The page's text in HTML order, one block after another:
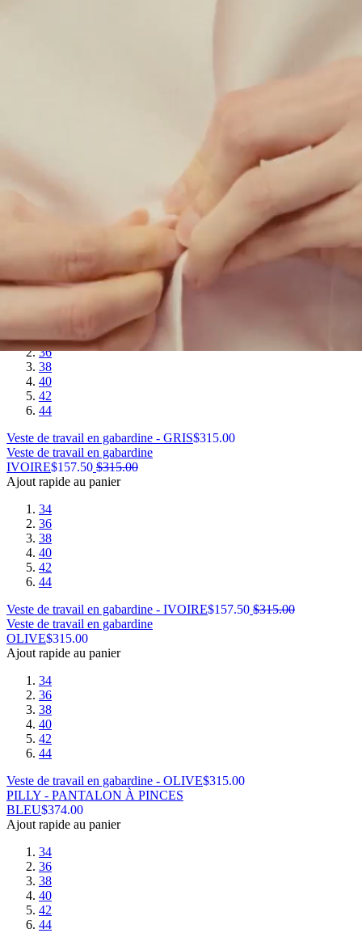
Veste de travail en gabardine - CAMEL
157.50
Veste de travail en gabardine
Ajout rapide au panier
34
36
38
40
42
44
Veste de travail en gabardine - GRIS$315.00
Veste de travail en gabardine
IVOIRE$157.50 $315.00
Ajout rapide au panier
34
36
38
40
42
44
Veste de travail en gabardine - IVOIRE$157.50 $315.00
Veste de travail en gabardine
OLIVE$315.00
Ajout rapide au panier
34
36
38
40
42
44
Veste de travail en gabardine - OLIVE$315.00
PILLY - PANTALON À PINCES
BLEU$374.00
Ajout rapide au panier
34
36
38
40
42
44